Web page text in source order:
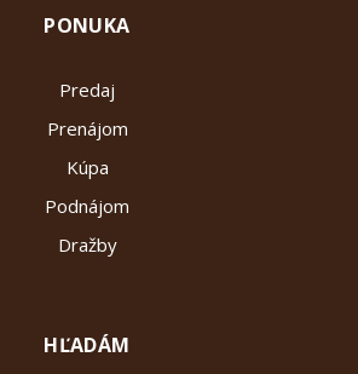
PONUKA
Predaj
Prenájom
Kúpa
Podnájom
Dražby
HĽADÁM